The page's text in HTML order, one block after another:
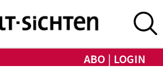
ABO LOGIN